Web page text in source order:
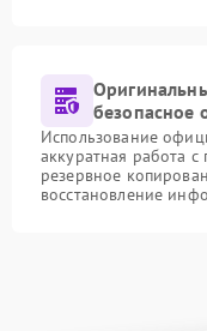
безопасное
Использование
аккуратная работа
резервное
восстановление